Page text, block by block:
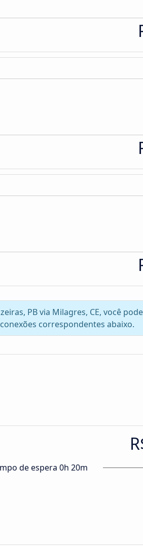
PB via Milagres, CE, você
correspondentes abaixo.
de espera 0h 20m